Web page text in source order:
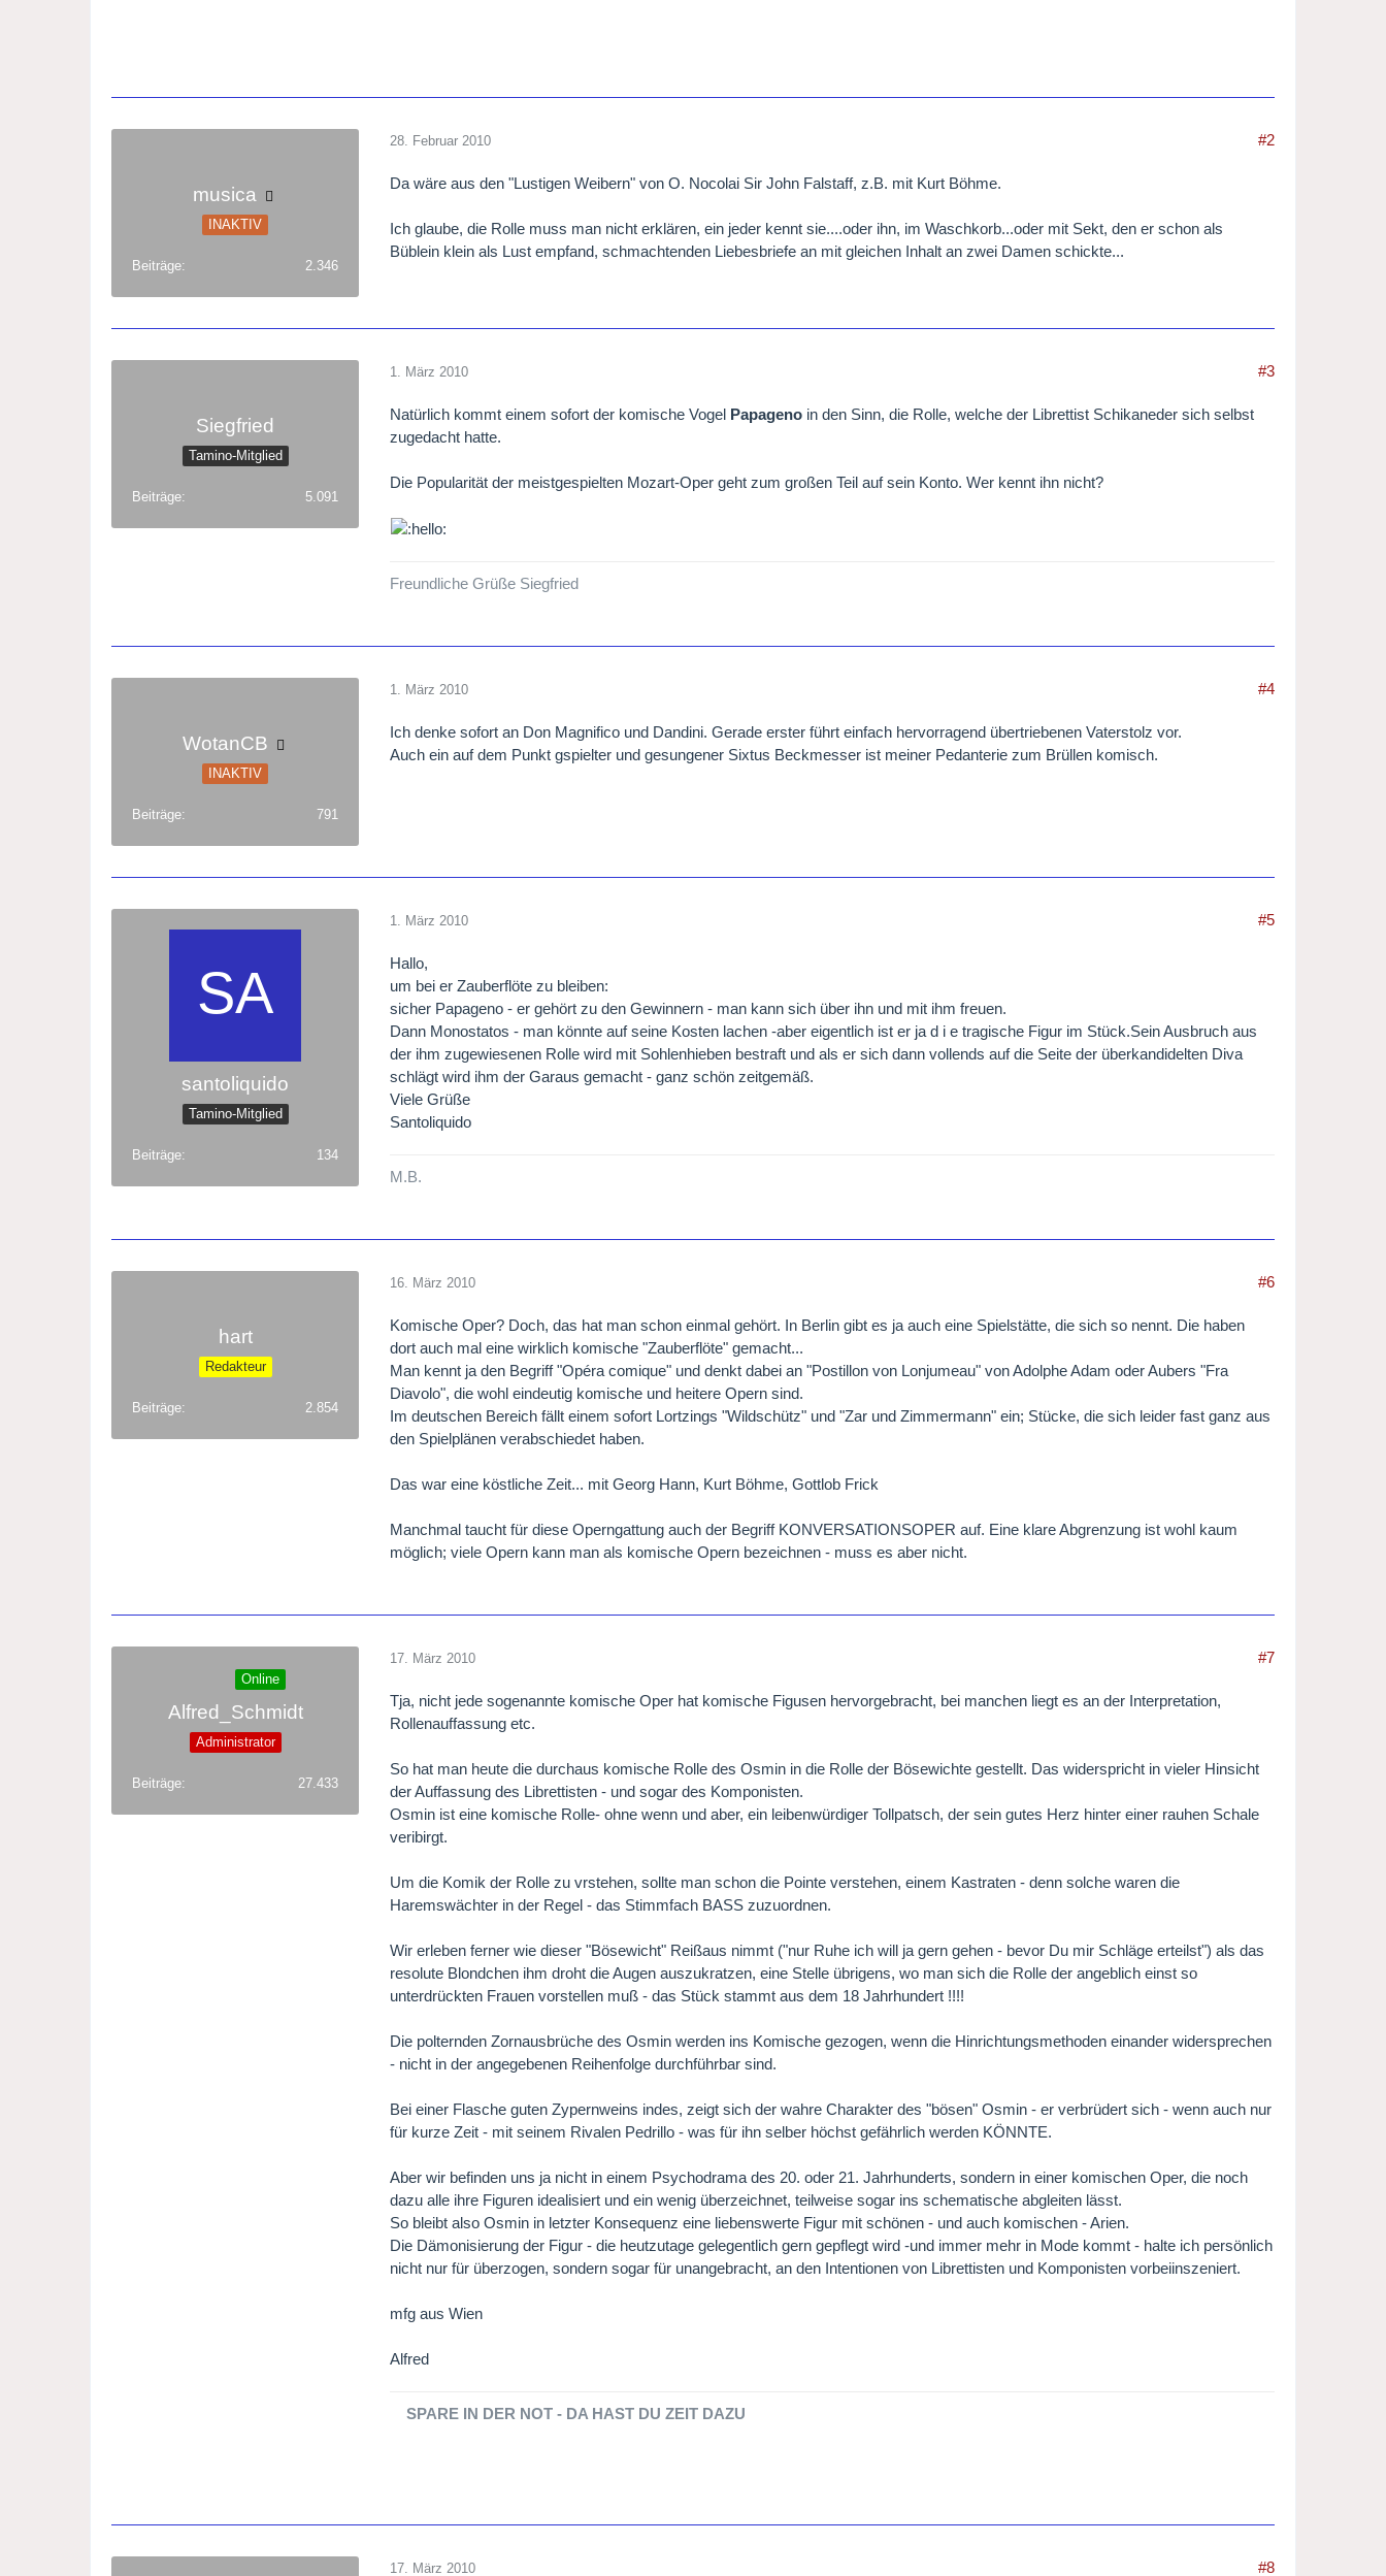
musica
INAKTIV
Beiträge 2.346
28. Februar 2010 #2
Da wäre aus den "Lustigen Weibern" von O. Nocolai Sir John Falstaff, z.B. mit Kurt Böhme.
Ich glaube, die Rolle muss man nicht erklären, ein jeder kennt sie....oder ihn, im Waschkorb...oder mit Sekt, den er schon als
Büblein klein als Lust empfand, schmachtenden Liebesbriefe an mit gleichen Inhalt an zwei Damen schickte...
Siegfried
Tamino-Mitglied
Beiträge 5.091
1. März 2010 #3
Natürlich kommt einem sofort der komische Vogel Papageno in den Sinn, die Rolle, welche der Librettist Schikaneder sich selbst
zugedacht hatte.
Die Popularität der meistgespielten Mozart-Oper geht zum großen Teil auf sein Konto. Wer kennt ihn nicht?
Freundliche Grüße Siegfried
WotanCB
INAKTIV
Beiträge 791
1. März 2010 #4
Ich denke sofort an Don Magnifico und Dandini. Gerade erster führt einfach hervorragend übertriebenen Vaterstolz vor.
Auch ein auf dem Punkt gspielter und gesungener Sixtus Beckmesser ist meiner Pedanterie zum Brüllen komisch.
santoliquido
Tamino-Mitglied
Beiträge 134
1. März 2010 #5
Hallo,
um bei er Zauberflöte zu bleiben:
sicher Papageno - er gehört zu den Gewinnern - man kann sich über ihn und mit ihm freuen.
Dann Monostatos - man könnte auf seine Kosten lachen -aber eigentlich ist er ja d i e tragische Figur im Stück.Sein Ausbruch aus
der ihm zugewiesenen Rolle wird mit Sohlenhieben bestraft und als er sich dann vollends auf die Seite der überkandidelten Diva
schlägt wird ihm der Garaus gemacht - ganz schön zeitgemäß.
Viele Grüße
Santoliquido
M.B.
hart
Redakteur
Beiträge 2.854
16. März 2010 #6
Komische Oper? Doch, das hat man schon einmal gehört. In Berlin gibt es ja auch eine Spielstätte, die sich so nennt. Die haben
dort auch mal eine wirklich komische "Zauberflöte" gemacht...
Man kennt ja den Begriff "Opéra comique" und denkt dabei an "Postillon von Lonjumeau" von Adolphe Adam oder Aubers "Fra
Diavolo", die wohl eindeutig komische und heitere Opern sind.
Im deutschen Bereich fällt einem sofort Lortzings "Wildschütz" und "Zar und Zimmermann" ein; Stücke, die sich leider fast ganz aus
den Spielplänen verabschiedet haben.
Das war eine köstliche Zeit... mit Georg Hann, Kurt Böhme, Gottlob Frick
Manchmal taucht für diese Operngattung auch der Begriff KONVERSATIONSOPER auf. Eine klare Abgrenzung ist wohl kaum
möglich; viele Opern kann man als komische Opern bezeichnen - muss es aber nicht.
Online
Alfred_Schmidt
Administrator
Beiträge 27.433
17. März 2010 #7
Tja, nicht jede sogenannte komische Oper hat komische Figusen hervorgebracht, bei manchen liegt es an der Interpretation,
Rollenauffassung etc.
So hat man heute die durchaus komische Rolle des Osmin in die Rolle der Bösewichte gestellt. Das widerspricht in vieler Hinsicht
der Auffassung des Librettisten - und sogar des Komponisten.
Osmin ist eine komische Rolle- ohne wenn und aber, ein leibenwürdiger Tollpatsch, der sein gutes Herz hinter einer rauhen Schale
veribirgt.
Um die Komik der Rolle zu vrstehen, sollte man schon die Pointe verstehen, einem Kastraten - denn solche waren die
Haremswächter in der Regel - das Stimmfach BASS zuzuordnen.
Wir erleben ferner wie dieser "Bösewicht" Reißaus nimmt ("nur Ruhe ich will ja gern gehen - bevor Du mir Schläge erteilst") als das
resolute Blondchen ihm droht die Augen auszukratzen, eine Stelle übrigens, wo man sich die Rolle der angeblich einst so
unterdrückten Frauen vorstellen muß - das Stück stammt aus dem 18 Jahrhundert !!!!
Die polternden Zornausbrüche des Osmin werden ins Komische gezogen, wenn die Hinrichtungsmethoden einander widersprechen
- nicht in der angegebenen Reihenfolge durchführbar sind.
Bei einer Flasche guten Zypernweins indes, zeigt sich der wahre Charakter des "bösen" Osmin - er verbrüdert sich - wenn auch nur
für kurze Zeit - mit seinem Rivalen Pedrillo - was für ihn selber höchst gefährlich werden KÖNNTE.
Aber wir befinden uns ja nicht in einem Psychodrama des 20. oder 21. Jahrhunderts, sondern in einer komischen Oper, die noch
dazu alle ihre Figuren idealisiert und ein wenig überzeichnet, teilweise sogar ins schematische abgleiten lässt.
So bleibt also Osmin in letzter Konsequenz eine liebenswerte Figur mit schönen - und auch komischen - Arien.
Die Dämonisierung der Figur - die heutzutage gelegentlich gern gepflegt wird -und immer mehr in Mode kommt - halte ich persönlich
nicht nur für überzogen, sondern sogar für unangebracht, an den Intentionen von Librettisten und Komponisten vorbeiinszeniert.
mfg aus Wien
Alfred
SPARE IN DER NOT - DA HAST DU ZEIT DAZU
17. März 2010 #8